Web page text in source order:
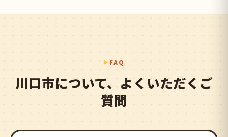
FAQ
川口市について、よくいただくご
質問